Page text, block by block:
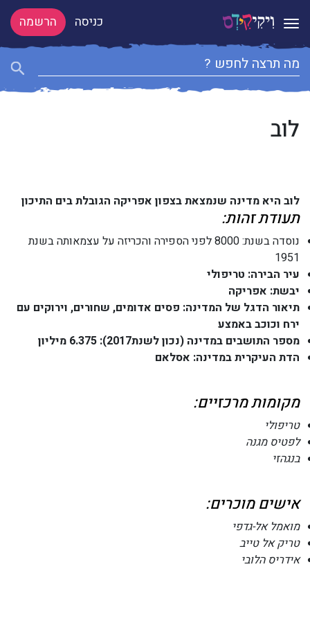
Toggle navigation כניסה הרשמה
לוב
לוב היא מדינה שנמצאת בצפון אפריקה הגובלת בים התיכון
תעודת זהות:
נוסדה בשנת: 8000 לפני הספירה והכריזה על עצמאותה בשנת
1951
עיר הבירה: טריפולי
יבשת: אפריקה
תיאור הדגל של המדינה: פסים אדומים, שחורים, וירוקים עם
ירח וכוכב באמצע
מספר התושבים במדינה (נכון לשנת2017): 6.375 מיליון
הדת העיקרית במדינה: אסלאם
מקומות מרכזיים:
טריפולי
לפטיס מגנה
בנגהזי
אישים מוכרים:
מואמל אל-גדפי
טריק אל טייב
אידריס הלובי